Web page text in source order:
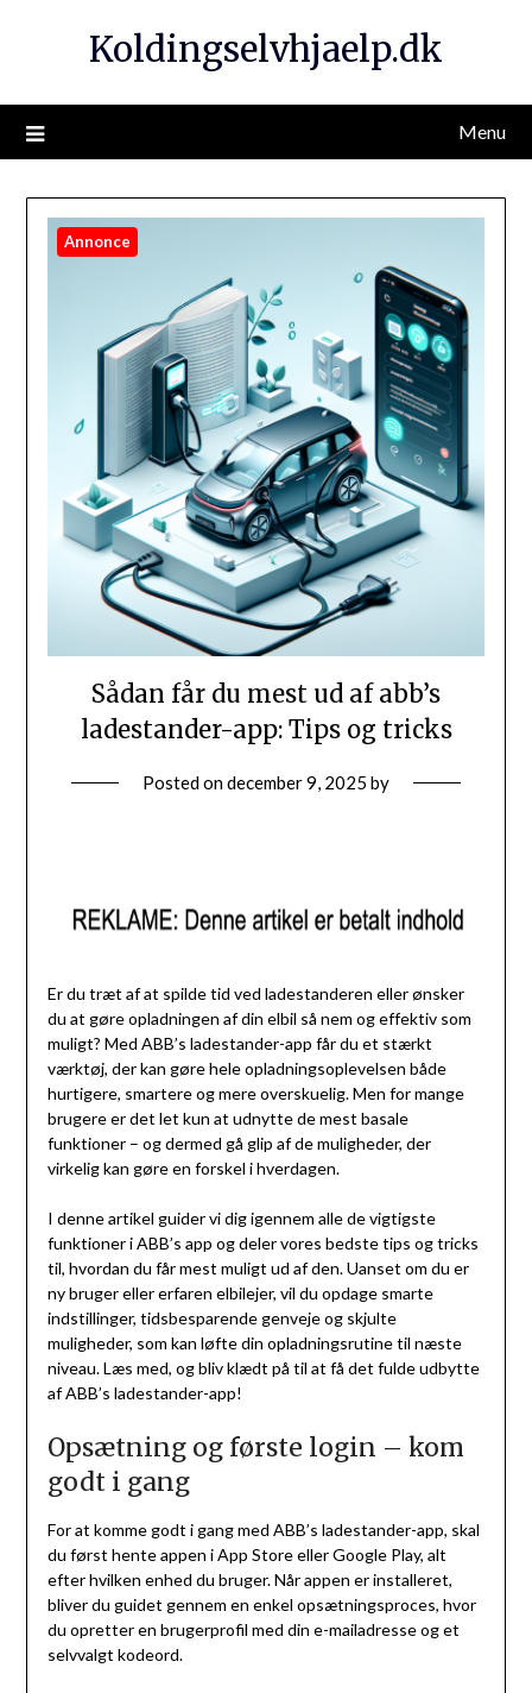
Koldingselvhjaelp.dk
Menu
Annonce
Sådan får du mest ud af abb’s
ladestander-app: Tips og tricks
Posted ondecember 9, 2025 by
Er du træt af at spilde tid ved ladestanderen eller ønsker
du at gøre opladningen af din elbil så nem og effektiv som
muligt? Med ABB’s ladestander-app får du et stærkt
værktøj, der kan gøre hele opladningsoplevelsen både
hurtigere, smartere og mere overskuelig. Men for mange
brugere er det let kun at udnytte de mest basale
funktioner – og dermed gå glip af de muligheder, der
virkelig kan gøre en forskel i hverdagen.
I denne artikel guider vi dig igennem alle de vigtigste
funktioner i ABB’s app og deler vores bedste tips og tricks
til, hvordan du får mest muligt ud af den. Uanset om du er
ny bruger eller erfaren elbilejer, vil du opdage smarte
indstillinger, tidsbesparende genveje og skjulte
muligheder, som kan løfte din opladningsrutine til næste
niveau. Læs med, og bliv klædt på til at få det fulde udbytte
af ABB’s ladestander-app!
Opsætning og første login – kom
godt i gang
For at komme godt i gang med ABB’s ladestander-app, skal
du først hente appen i App Store eller Google Play, alt
efter hvilken enhed du bruger. Når appen er installeret,
bliver du guidet gennem en enkel opsætningsproces, hvor
du opretter en brugerprofil med din e-mailadresse og et
selvvalgt kodeord.